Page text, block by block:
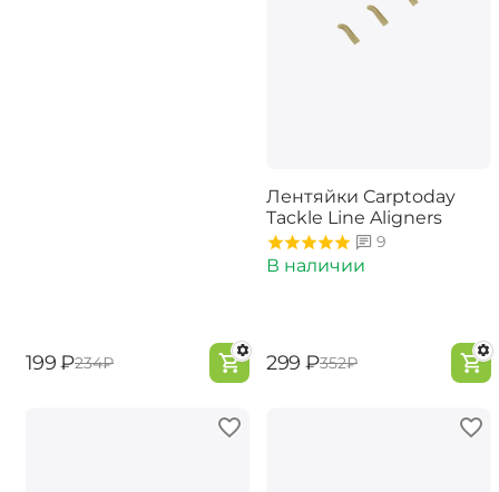
‍199‍ ₽‍234‍₽
Лентяйки Carptoday
Tackle Line Aligners
9
В наличии
‍299‍ ₽‍352‍₽